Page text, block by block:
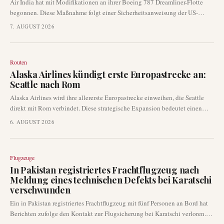
Air India hat mit Modifikationen an ihrer Boeing 787 Dreamliner-Flotte
begonnen. Diese Maßnahme folgt einer Sicherheitsanweisung der US-
amerikanischen Federal Aviation Administration (FAA), die ein
Befestigungspunkten lösen könnten.
7. AUGUST 2026
Routen
Alaska Airlines kündigt erste Europastrecke an:
Seattle nach Rom
Alaska Airlines wird ihre allererste Europastrecke einweihen, die Seattle
direkt mit Rom verbindet. Diese strategische Expansion bedeutet einen
wichtigen Schritt für die Fluggesellschaft in den transatlantischen Markt
6. AUGUST 2026
Flugzeuge
In Pakistan registriertes Frachtflugzeug nach
Meldung eines technischen Defekts bei Karatschi
verschwunden
Ein in Pakistan registriertes Frachtflugzeug mit fünf Personen an Bord hat
Berichten zufolge den Kontakt zur Flugsicherung bei Karatschi verloren.